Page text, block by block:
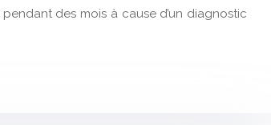
des mois à cause d’un diagnostic